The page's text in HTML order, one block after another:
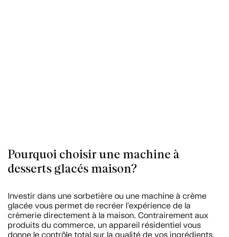
Pourquoi choisir une machine à
desserts glacés maison?
Investir dans une sorbetière ou une machine à crème
glacée vous permet de recréer l'expérience de la
crèmerie directement à la maison. Contrairement aux
produits du commerce, un appareil résidentiel vous
donne le contrôle total sur la qualité de vos ingrédients.